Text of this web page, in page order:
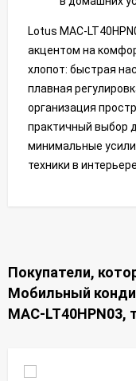
Lotus MAC-
акцентом на
хлопот: быстрая
плавная
организация
практичный выбор
минимальные
техники в интерьере.
Покупатели,
Мобильный
MAC-LT40HPN03,